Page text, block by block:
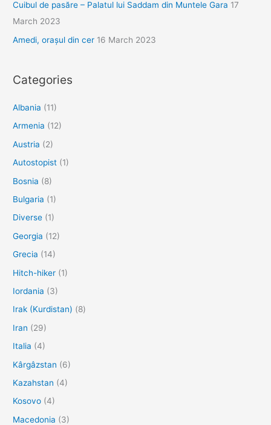
Cuibul de pasăre – Palatul lui Saddam din Muntele Gara 17
March 2023
Amedi, orașul din cer 16 March 2023
Categories
Albania (11)
Armenia (12)
Austria (2)
Autostopist (1)
Bosnia (8)
Bulgaria (1)
Diverse (1)
Georgia (12)
Grecia (14)
Hitch-hiker (1)
Iordania (3)
Irak (Kurdistan) (8)
Iran (29)
Italia (4)
Kârgâzstan (6)
Kazahstan (4)
Kosovo (4)
Macedonia (3)